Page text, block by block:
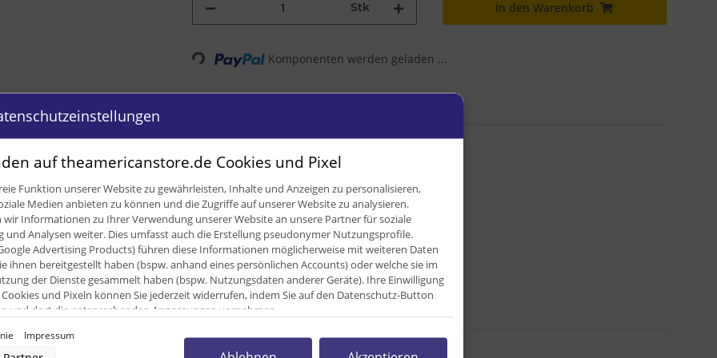
Stk In den Warenkorb
Loading... Komponenten werden geladen ...
auf theamericanstore.de Cookies und Pixel
Funktion unserer Website zu gewährleisten, Inhalte und Anzeigen zu personalisieren,
Medien anbieten zu können und die Zugriffe auf unserer Website zu analysieren.
wir Informationen zu Ihrer Verwendung unserer Website an unsere Partner für soziale
und Analysen weiter. Dies umfasst auch die Erstellung pseudonymer Nutzungsprofile.
Advertising Products) führen diese Informationen möglicherweise mit weiteren Daten
ihnen bereitgestellt haben (bspw. anhand eines persönlichen Accounts) oder welche sie im
der Dienste gesammelt haben (bspw. Nutzungsdaten anderer Geräte). Ihre Einwilligung
und Pixeln können Sie jederzeit widerrufen, indem Sie auf den Datenschutz-Button
und dort die entsprechenden Anpassungen vornehmen.
durch unsere Partner:
Impressum